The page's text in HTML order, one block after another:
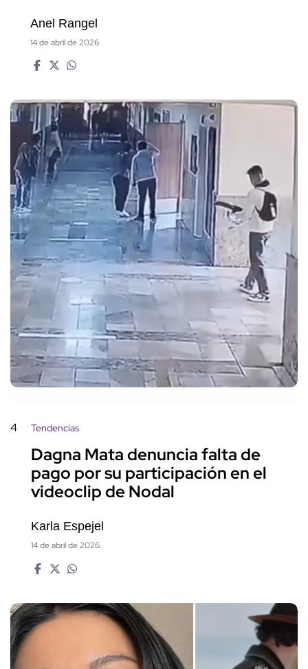
Anel Rangel
14 de abril de 2026
4 Tendencias
Dagna Mata denuncia falta de
pago por su participación en el
videoclip de Nodal
Karla Espejel
14 de abril de 2026